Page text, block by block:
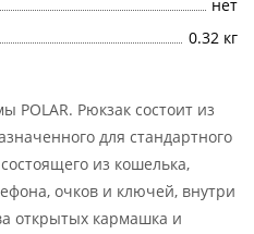
нет
0.32 кг
Рюкзак состоит из
для стандартного
из кошелька,
очков и ключей, внутри
открытых кармашка и